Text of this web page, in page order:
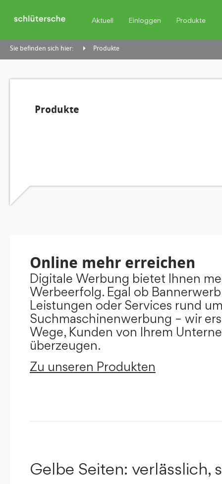
Aktuell Einloggen Produkte
Sie befinden sich hier: Produkte
Produkte
Online mehr erreichen
Digitale Werbung bietet Ihnen
Werbeerfolg. Egal ob
Leistungen oder Services rund
Suchmaschinenwerbung – wir
Wege, Kunden von Ihrem
überzeugen.
Zu unseren Produkten
Gelbe Seiten: verlässlich,